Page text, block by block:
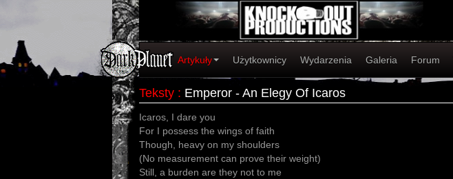
Artykuły Użytkownicy Wydarzenia Galeria Forum
Teksty : Emperor - An Elegy Of Icaros
Icaros, I dare you
For I possess the wings of faith
Though, heavy on my shoulders
(No measurement can prove their weight)
Still, a burden are they not to me